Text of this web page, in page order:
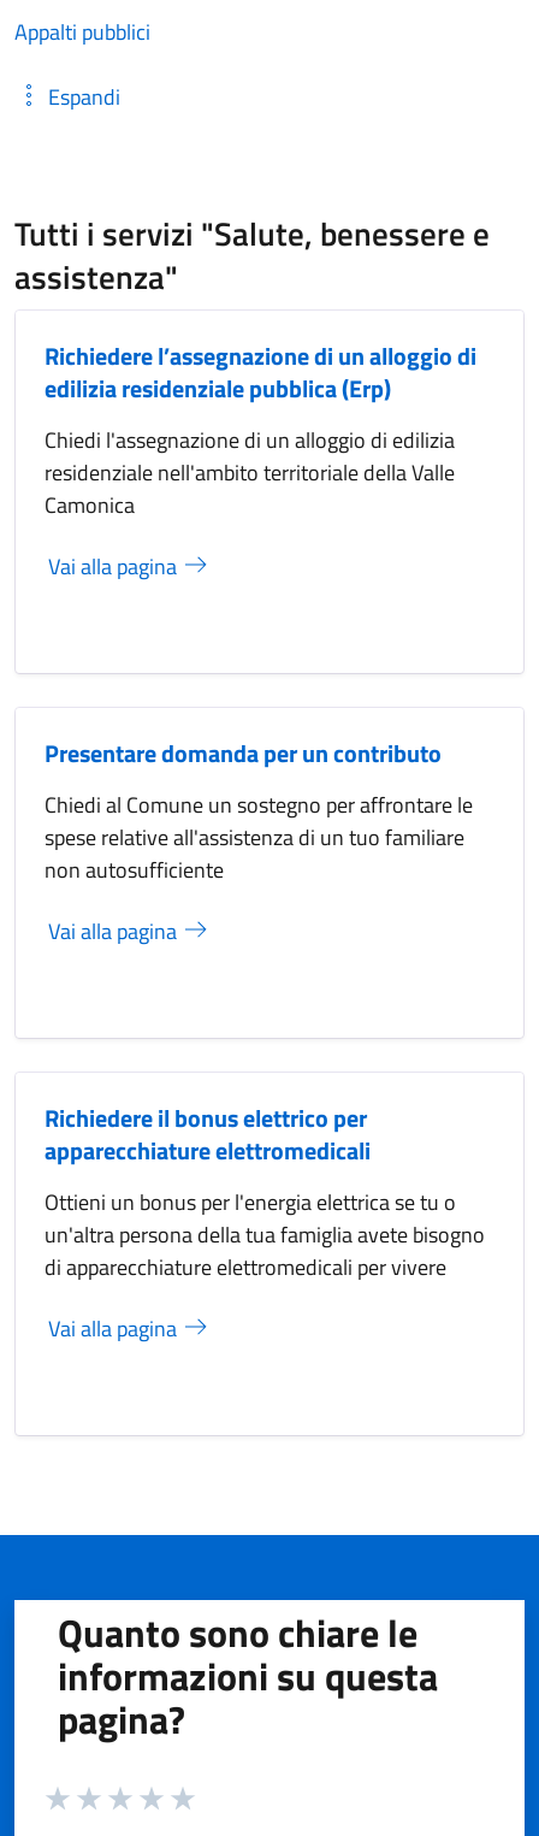
Appalti pubblici
Espandi
Tutti i servizi "Salute, benessere e
assistenza"
Richiedere l’assegnazione di un alloggio di
edilizia residenziale pubblica (Erp)
Chiedi l'assegnazione di un alloggio di edilizia
residenziale nell'ambito territoriale della Valle
Camonica
Vai alla pagina
Presentare domanda per un contributo
Chiedi al Comune un sostegno per affrontare le
spese relative all'assistenza di un tuo familiare
non autosufficiente
Vai alla pagina
Richiedere il bonus elettrico per
apparecchiature elettromedicali
Ottieni un bonus per l'energia elettrica se tu o
un'altra persona della tua famiglia avete bisogno
di apparecchiature elettromedicali per vivere
Vai alla pagina
Quanto sono chiare le
informazioni su questa
pagina?
Valuta da 1 a 5 stelle la pagina